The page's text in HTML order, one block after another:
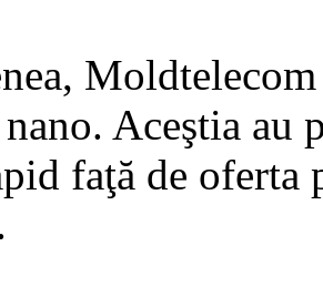
Aceştia au
faţă de oferta